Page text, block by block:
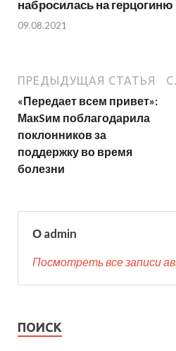
набросилась на герцогиню
09.08.2021
ПРЕДЫДУЩАЯ СТАТЬЯ
«Передает всем привет»:
МакSим поблагодарила
поклонников за
поддержку во время
болезни
О admin
Посмотреть все записи
ПОИСК